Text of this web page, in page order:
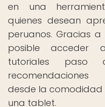
en una
quienes desean
peruanos. Gracias
posible acceder
tutoriales
desde la comodidad
una tablet.